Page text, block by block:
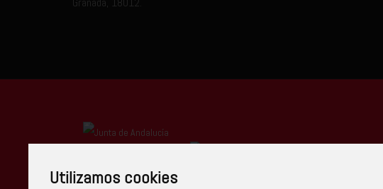
Utilizamos cookies